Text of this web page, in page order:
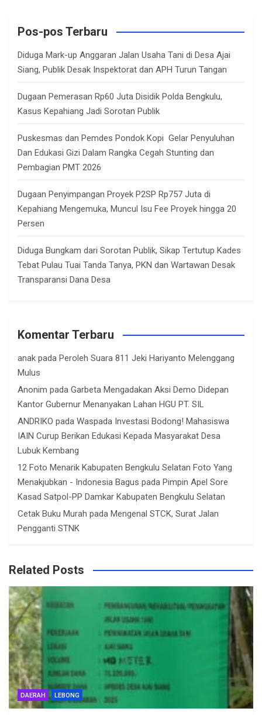
c
Pos-pos Terbaru
Diduga Mark-up Anggaran Jalan Usaha Tani di Desa Ajai
Siang, Publik Desak Inspektorat dan APH Turun Tangan
Dugaan Pemerasan Rp60 Juta Disidik Polda Bengkulu,
Kasus Kepahiang Jadi Sorotan Publik
Puskesmas dan Pemdes Pondok Kopi Gelar Penyuluhan
Dan Edukasi Gizi Dalam Rangka Cegah Stunting dan
Pembagian PMT 2026
Dugaan Penyimpangan Proyek P2SP Rp757 Juta di
Kepahiang Mengemuka, Muncul Isu Fee Proyek hingga 20
Persen
Diduga Bungkam dari Sorotan Publik, Sikap Tertutup Kades
Tebat Pulau Tuai Tanda Tanya, PKN dan Wartawan Desak
Transparansi Dana Desa
Komentar Terbaru
anak pada Peroleh Suara 811 Jeki Hariyanto Melenggang
Mulus
Anonim pada Garbeta Mengadakan Aksi Demo Didepan
Kantor Gubernur Menanyakan Lahan HGU PT. SIL
ANDRIKO pada Waspada Investasi Bodong! Mahasiswa
IAIN Curup Berikan Edukasi Kepada Masyarakat Desa
Lubuk Kembang
12 Foto Menarik Kabupaten Bengkulu Selatan Foto Yang
Menakjubkan - Indonesia Bagus pada Pimpin Apel Sore
Kasad Satpol-PP Damkar Kabupaten Bengkulu Selatan
Cetak Buku Murah pada Mengenal STCK, Surat Jalan
Pengganti STNK
Related Posts
DAERAH LEBONG